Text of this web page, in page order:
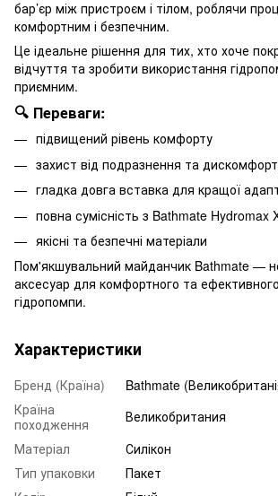
бар’єр між пристроєм і тілом, роблячи
комфортним і безпечним.
Це ідеальне рішення для тих, хто хоче
відчуття та зробити використання
приємним.
🔍 Переваги:
підвищений рівень комфорту
захист від подразнення та
гладка довга вставка для кращої
повна сумісність з Bathmate Hydromax
якісні та безпечні матеріали
Пом'якшувальний майданчик Bathmate —
аксесуар для комфортного та
гідропомпи.
Характеристики
Бренд (Країна)
Bathmate
Країна
походження
Великобритания
Матеріал
Силікон
Тип упаковки
Пакет